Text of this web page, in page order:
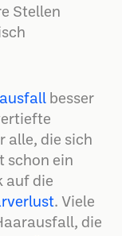
Stellen
besser
alle, die sich
schon ein
auf die
. Viele
die